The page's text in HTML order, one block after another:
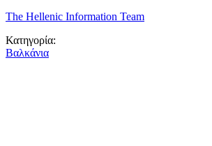
The Hellenic Information Team
Κατηγορία:
Βαλκάνια